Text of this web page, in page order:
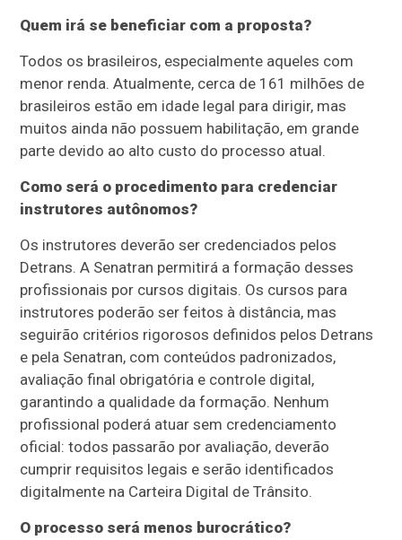
Quem irá se beneficiar com a proposta?
Todos os brasileiros, especialmente aqueles com
menor renda. Atualmente, cerca de 161 milhões de
brasileiros estão em idade legal para dirigir, mas
muitos ainda não possuem habilitação, em grande
parte devido ao alto custo do processo atual.
Como será o procedimento para credenciar
instrutores autônomos?
Os instrutores deverão ser credenciados pelos
Detrans. A Senatran permitirá a formação desses
profissionais por cursos digitais. Os cursos para
instrutores poderão ser feitos à distância, mas
seguirão critérios rigorosos definidos pelos Detrans
e pela Senatran, com conteúdos padronizados,
avaliação final obrigatória e controle digital,
garantindo a qualidade da formação. Nenhum
profissional poderá atuar sem credenciamento
oficial: todos passarão por avaliação, deverão
cumprir requisitos legais e serão identificados
digitalmente na Carteira Digital de Trânsito.
O processo será menos burocrático?